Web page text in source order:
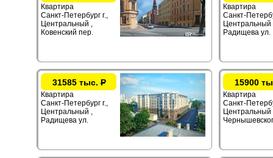
Квартира
Санкт-Петербург г.,
Центральный ,
Ковенский пер.
Квартира
Санкт-
Центральный
Радищева ул.
31585 тыс.Р
Квартира
Санкт-Петербург г.,
Центральный ,
Радищева ул.
15900
Квартира
Санкт-
Центральный